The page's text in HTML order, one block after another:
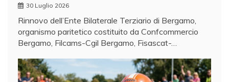
30 Luglio 2026
Rinnovo dell’Ente Bilaterale Terziario di Bergamo,
organismo paritetico costituito da Confcommercio
Bergamo, Filcams-Cgil Bergamo, Fisascat-…